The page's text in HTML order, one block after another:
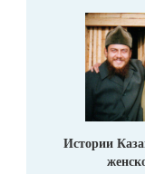
Истории